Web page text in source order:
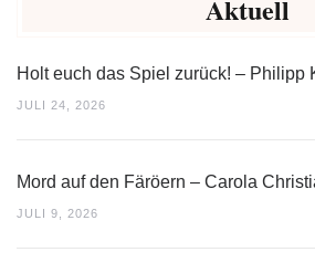
Aktuell
Holt euch das Spiel zurück! – Philipp
JULI 24, 2026
Mord auf den Färöern – Carola
JULI 9, 2026